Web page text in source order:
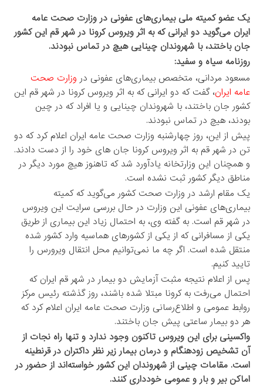
یک عضو کمیته ملی بیماری‌های عفونی در وزارت صحت عامه
ایران می‌گوید دو ایرانی که به اثر ویروس کرونا در شهر قم این کشور
جان باختند، با شهروندان چینایی هیچ در تماس نبودند.
روزنامه سیاه و سفید:
مسعود مردانی، متخصص بیماری‌های عفونی در وزارت صحت
عامه ایران، گفت که دو ایرانی که به اثر ویروس کرونا در شهر قم این
کشور جان باختند، با شهروندان چینایی و یا افراد که در چین
بودند، هیچ در تماس نبودند.
پیش از این، روز چهارشنبه وزارت صحت عامه ایران اعلام کرد که دو
تن در شهر قم به اثر ویروس کرونا جان ‌های خود را از دست دادند.
و همچنان این وزارتخانه یادآورد شد که تاهنوز هیچ مورد دیگر در
مناطق دیگر کشور ثبت نشده است.
یک مقام ارشد در وزارت صحت کشور می‌گوید که کمیته
بیماری‌های عفونی این وزارت در حال بررسی سرایت این ویروس
در شهر قم است. به گفته وی، به احتمال زیاد این بیماری از طریق
یکی از مسافرانی که از یکی از کشورهای هماسیه وارد کشور شده
منتقل شده است. اگر چه ما نمی‌توانیم محل انتقال ویرورس را
تایید کنیم.
پس از اعلام نتیجه مثبت آزمایش دو بیمار در شهر قم ایران که
احتمال می‌رفت به کرونا مبتلا شده باشند، روز گذشته رئیس مرکز
روابط عمومی و اطلاع‌رسانی وزارت صحت عامه ایران اعلام کرد که
هر دو بیمار ساعتی پیش جان باختند.
واکسینی برای این ویروس تاکنون وجود ندارد و تنها راه نجات از
آن تشخیص زودهنگام و درمان بیمار زیر نظر داکتران در قرنطینه
است. مقامات چینی از شهروندان این کشور خواسته‌اند از حضور در
اماکن بیر و بار و عمومی خودداری کنند.